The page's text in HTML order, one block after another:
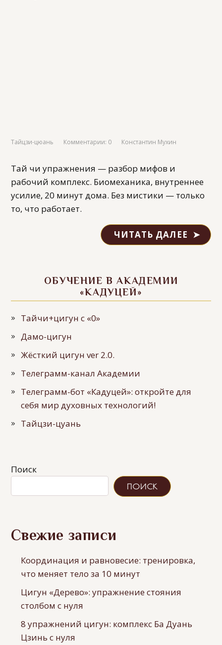
Тайцзи-цюань Комментарии: 0 Константин Мухин
Тай чи упражнения — разбор мифов и
рабочий комплекс. Биомеханика, внутреннее
усилие, 20 минут дома. Без мистики — только
то, что работает.
ЧИТАТЬ ДАЛЕЕ
ОБУЧЕНИЕ В АКАДЕМИИ
«КАДУЦЕЙ»
Тайчи+цигун с «0»
Дамо-цигун
Жёсткий цигун ver 2.0.
Телеграмм-канал Академии
Телеграмм-бот «Кадуцей»: откройте для
себя мир духовных технологий!
Тайцзи-цуань
Поиск
ПОИСК
Свежие записи
Координация и равновесие: тренировка,
что меняет тело за 10 минут
Цигун «Дерево»: упражнение стояния
столбом с нуля
8 упражнений цигун: комплекс Ба Дуань
Цзинь с нуля